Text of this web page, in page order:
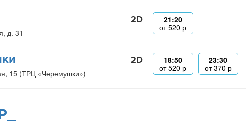
д. 31
2D
21:20
от520 р
15 (ТРЦ «Черемушки»)
2D
18:50
от520 р
23:30
от370 р